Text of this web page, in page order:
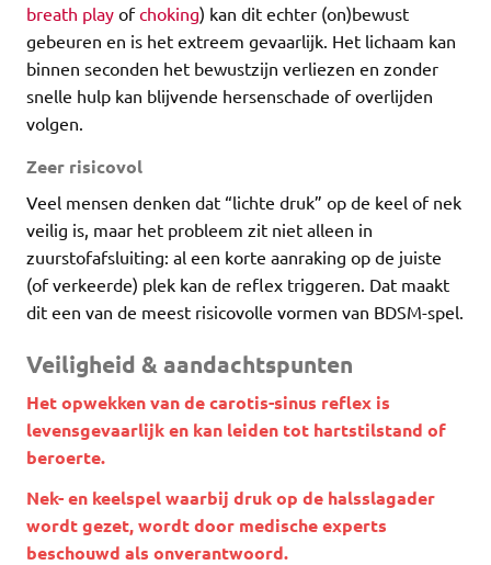
breath play ofchoking) kan dit echter (on)bewust
gebeuren en is het extreem gevaarlijk. Het lichaam kan
binnen seconden het bewustzijn verliezen en zonder
snelle hulp kan blijvende hersenschade of overlijden
volgen.
Zeer risicovol
Veel mensen denken dat “lichte druk” op de keel of nek
veilig is, maar het probleem zit niet alleen in
zuurstofafsluiting: al een korte aanraking op de juiste
(of verkeerde) plek kan de reflex triggeren. Dat maakt
dit een van de meest risicovolle vormen van BDSM-spel.
Veiligheid & aandachtspunten
Het opwekken van de carotis-sinus reflex is
levensgevaarlijk en kan leiden tot hartstilstand of
beroerte.
Nek- en keelspel waarbij druk op de halsslagader
wordt gezet, wordt door medische experts
beschouwd als onverantwoord.